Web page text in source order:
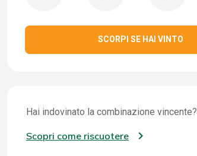
SCORPI SE HAI VINTO
Hai indovinato la combinazione vincente?
Scopri come riscuotere